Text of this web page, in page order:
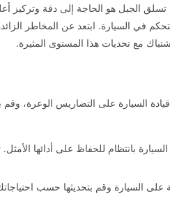
الجبل هو الحاجة إلى دقة وتركيز
في السيارة. ابتعد عن المخاطر
مع تحديات هذا المستوى المثيرة.
السيارة على التضاريس الوعرة،
بانتظام للحفاظ على أدائها الأمثل.
السيارة وقم بتحديثها حسب